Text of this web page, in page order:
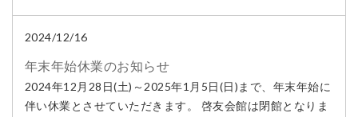
2024/12/16
年末年始休業のお知らせ
2024年12月28日(土)～2025年1月5日(日)まで、年末年始に
伴い休業とさせていただきます。 啓友会館は閉館となりま